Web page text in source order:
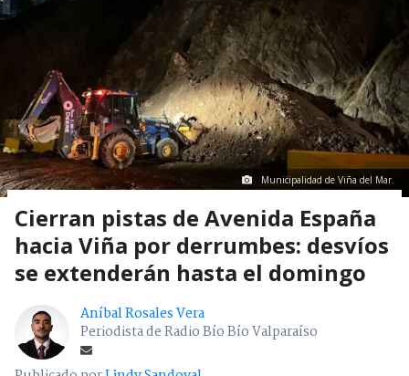
Municipalidad de Viña del Mar.
Cierran pistas de Avenida España
hacia Viña por derrumbes: desvíos
se extenderán hasta el domingo
Aníbal Rosales Vera
Periodista de Radio Bío Bío Valparaíso